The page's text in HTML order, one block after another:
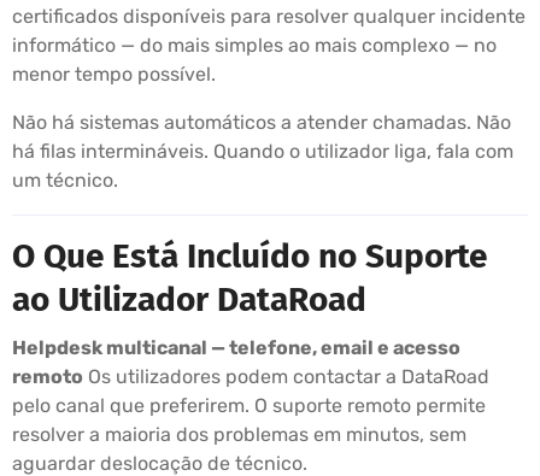
certificados disponíveis para resolver qualquer incidente
informático — do mais simples ao mais complexo — no
menor tempo possível.
Não há sistemas automáticos a atender chamadas. Não
há filas intermináveis. Quando o utilizador liga, fala com
um técnico.
O Que Está Incluído no Suporte
ao Utilizador DataRoad
Helpdesk multicanal — telefone, email e acesso
remoto Os utilizadores podem contactar a DataRoad
pelo canal que preferirem. O suporte remoto permite
resolver a maioria dos problemas em minutos, sem
aguardar deslocação de técnico.